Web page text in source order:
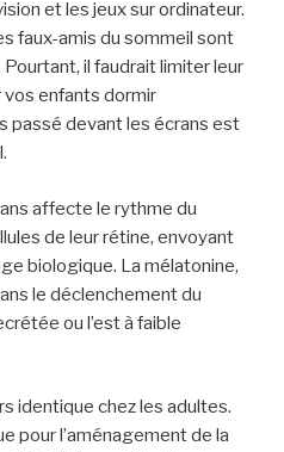
et les jeux sur ordinateur.
faux-amis du sommeil sont
il faudrait limiter leur
vos enfants dormir
passé devant les écrans est
affecte le rythme du
de leur rétine, envoyant
biologique. La mélatonine,
le déclenchement du
ou l’est à faible
identique chez les adultes.
pour l’aménagement de la